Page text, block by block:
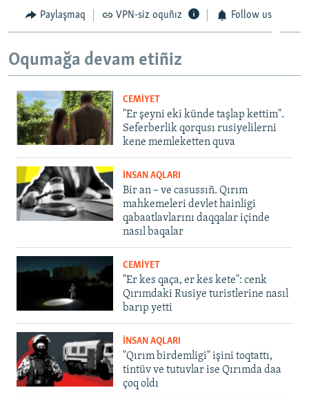
Paylaşmaq VPN-siz oquñız Follow us
Oqumağa devam etiñiz
CEMİYET
"Er şeyni eki künde taşlap kettim".
Seferberlik qorqusı rusiyelilerni
kene memleketten quva
İNSAN AQLARI
Bir an – ve casussıñ. Qırım
mahkemeleri devlet hainligi
qabaatlavlarını daqqalar içinde
nasıl baqalar
CEMİYET
"Er kes qaça, er kes kete": cenk
Qırımdaki Rusiye turistlerine nasıl
barıp yetti
İNSAN AQLARI
"Qırım birdemligi" işini toqtattı,
tintüv ve tutuvlar ise Qırımda daa
çoq oldı